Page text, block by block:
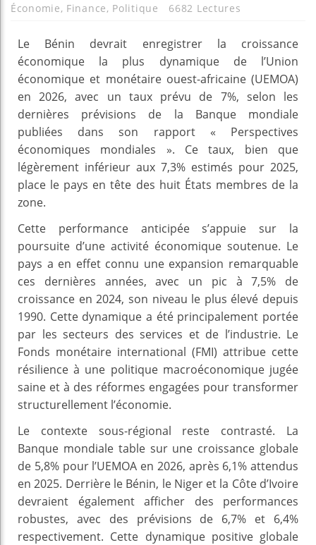
Économie, Finance, Politique 6682 Lectures
Le Bénin devrait enregistrer la croissance
économique la plus dynamique de l’Union
économique et monétaire ouest-africaine (UEMOA)
en 2026, avec un taux prévu de 7%, selon les
dernières prévisions de la Banque mondiale
publiées dans son rapport « Perspectives
économiques mondiales ». Ce taux, bien que
légèrement inférieur aux 7,3% estimés pour 2025,
place le pays en tête des huit États membres de la
zone.
Cette performance anticipée s’appuie sur la
poursuite d’une activité économique soutenue. Le
pays a en effet connu une expansion remarquable
ces dernières années, avec un pic à 7,5% de
croissance en 2024, son niveau le plus élevé depuis
1990. Cette dynamique a été principalement portée
par les secteurs des services et de l’industrie. Le
Fonds monétaire international (FMI) attribue cette
résilience à une politique macroéconomique jugée
saine et à des réformes engagées pour transformer
structurellement l’économie.
Le contexte sous-régional reste contrasté. La
Banque mondiale table sur une croissance globale
de 5,8% pour l’UEMOA en 2026, après 6,1% attendus
en 2025. Derrière le Bénin, le Niger et la Côte d’Ivoire
devraient également afficher des performances
robustes, avec des prévisions de 6,7% et 6,4%
respectivement. Cette dynamique positive globale